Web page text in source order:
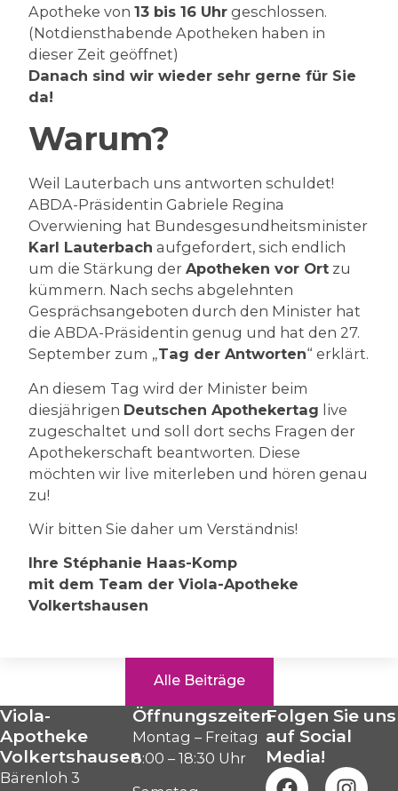
Apotheke von 13 bis 16 Uhr geschlossen.
(Notdiensthabende Apotheken haben in
dieser Zeit geöffnet)
Danach sind wir wieder sehr gerne für Sie
da!
Warum?
Weil Lauterbach uns antworten schuldet!
ABDA-Präsidentin Gabriele Regina
Overwiening hat Bundesgesundheitsminister
Karl Lauterbach aufgefordert, sich endlich
um die Stärkung der Apotheken vor Ort zu
kümmern. Nach sechs abgelehnten
Gesprächsangeboten durch den Minister hat
die ABDA-Präsidentin genug und hat den 27.
September zum „Tag der Antworten“ erklärt.
An diesem Tag wird der Minister beim
diesjährigen Deutschen Apothekertag live
zugeschaltet und soll dort sechs Fragen der
Apothekerschaft beantworten. Diese
möchten wir live miterleben und hören genau
zu!
Wir bitten Sie daher um Verständnis!
Ihre Stéphanie Haas-Komp
mit dem Team der Viola-Apotheke
Volkertshausen
Alle Beiträge
Viola-
Apotheke
Volkertshausen
Bärenloh 3
Öffnungszeiten
Montag – Freitag
8:00 – 18:30 Uhr
Folgen Sie uns
auf Social
Media!